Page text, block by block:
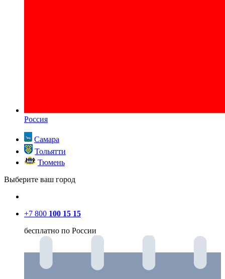
Россия
Самара
Тольятти
Тюмень
Выберите ваш город
+7 800 100 15 15
бесплатно по России